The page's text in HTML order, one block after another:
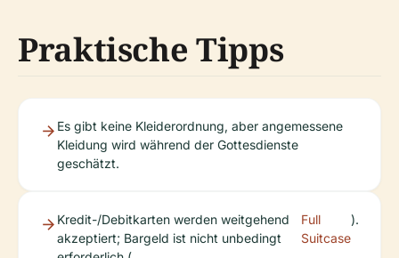
Praktische Tipps
Es gibt keine Kleiderordnung, aber angemessene
Kleidung wird während der Gottesdienste
geschätzt.
Kredit-/Debitkarten werden weitgehend
akzeptiert; Bargeld ist nicht unbedingt
Full
Suitcase
).